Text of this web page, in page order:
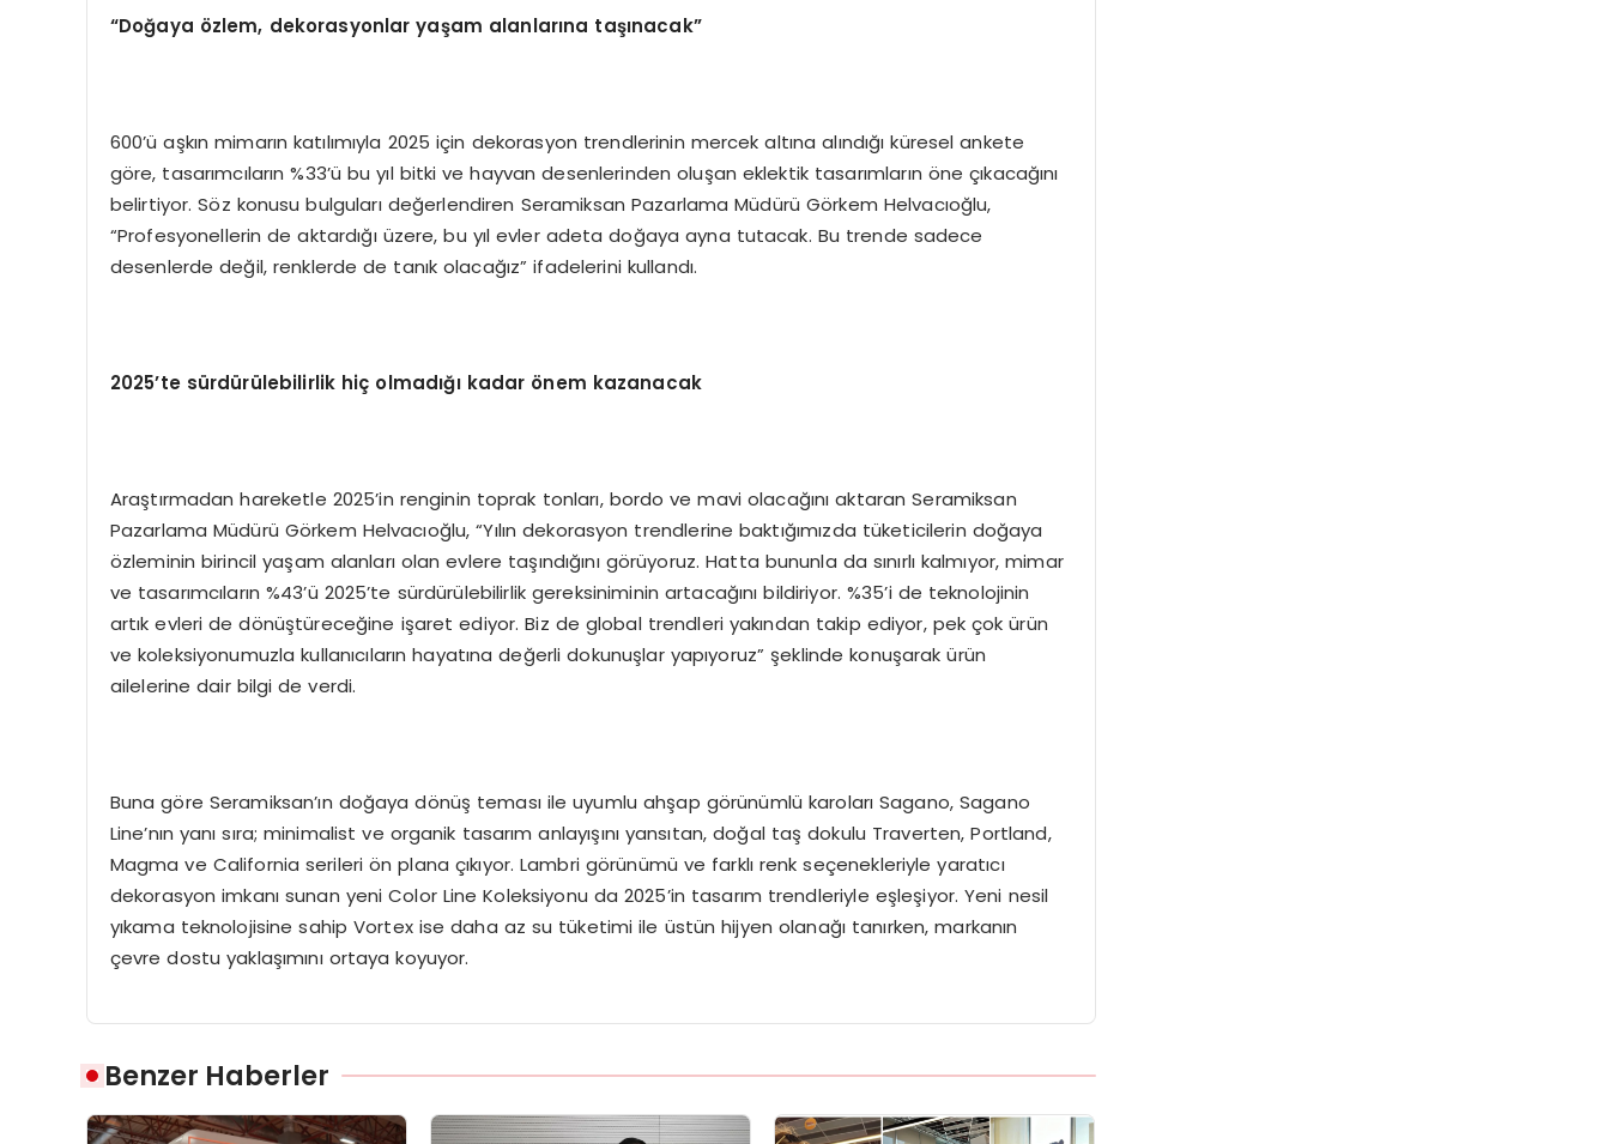
“Doğaya özlem, dekorasyonlar yaşam alanlarına taşınacak”
600’ü aşkın mimarın katılımıyla 2025 için dekorasyon trendlerinin mercek altına alındığı küresel ankete
göre, tasarımcıların %33’ü bu yıl bitki ve hayvan desenlerinden oluşan eklektik tasarımların öne çıkacağını
belirtiyor. Söz konusu bulguları değerlendiren Seramiksan Pazarlama Müdürü Görkem Helvacıoğlu,
“Profesyonellerin de aktardığı üzere, bu yıl evler adeta doğaya ayna tutacak. Bu trende sadece
desenlerde değil, renklerde de tanık olacağız” ifadelerini kullandı.
2025’te sürdürülebilirlik hiç olmadığı kadar önem kazanacak
Araştırmadan hareketle 2025’in renginin toprak tonları, bordo ve mavi olacağını aktaran Seramiksan
Pazarlama Müdürü Görkem Helvacıoğlu, “Yılın dekorasyon trendlerine baktığımızda tüketicilerin doğaya
özleminin birincil yaşam alanları olan evlere taşındığını görüyoruz. Hatta bununla da sınırlı kalmıyor, mimar
ve tasarımcıların %43’ü 2025’te sürdürülebilirlik gereksiniminin artacağını bildiriyor. %35’i de teknolojinin
artık evleri de dönüştüreceğine işaret ediyor. Biz de global trendleri yakından takip ediyor, pek çok ürün
ve koleksiyonumuzla kullanıcıların hayatına değerli dokunuşlar yapıyoruz” şeklinde konuşarak ürün
ailelerine dair bilgi de verdi.
Buna göre Seramiksan’ın doğaya dönüş teması ile uyumlu ahşap görünümlü karoları Sagano, Sagano
Line’nın yanı sıra; minimalist ve organik tasarım anlayışını yansıtan, doğal taş dokulu Traverten, Portland,
Magma ve California serileri ön plana çıkıyor. Lambri görünümü ve farklı renk seçenekleriyle yaratıcı
dekorasyon imkanı sunan yeni Color Line Koleksiyonu da 2025’in tasarım trendleriyle eşleşiyor. Yeni nesil
yıkama teknolojisine sahip Vortex ise daha az su tüketimi ile üstün hijyen olanağı tanırken, markanın
çevre dostu yaklaşımını ortaya koyuyor.
Benzer Haberler